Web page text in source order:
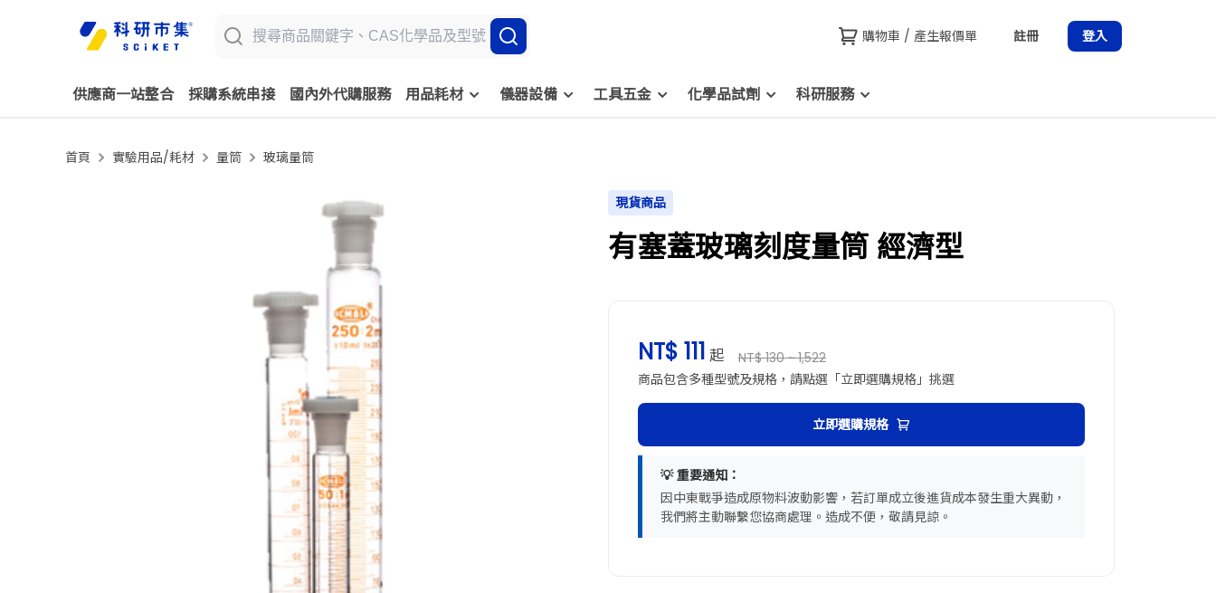
購物車 / 產生報價單 註冊 登入
供應商一站整合 採購系統串接 國內外代購服務 用品耗材 儀器設備 工具五金 化學品試劑 科研服務
首頁 實驗用品/耗材 量筒 玻璃量筒
現貨商品
有塞蓋玻璃刻度量筒 經濟型
NT$ 111 起
NT$ 130 ~ 1,522
商品包含多種型號及規格，請點選「立即選購規格」挑選
立即選購規格
💡 重要通知：
因中東戰爭造成原物料波動影響，若訂單成立後進貨成本發生重大異動，
我們將主動聯繫您協商處理。造成不便，敬請見諒。